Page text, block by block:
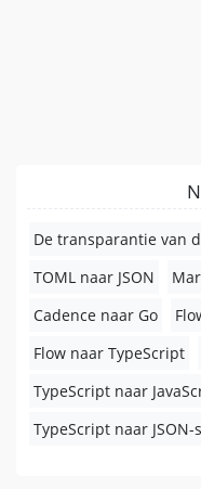
De transparantie van
TOML naar JSON
Cadence naar Go
Flow naar TypeScript
TypeScript naar
TypeScript naar JSON-